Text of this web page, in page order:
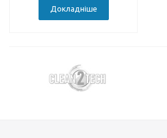
Докладніше